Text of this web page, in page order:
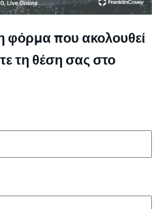
φόρμα που ακολουθεί
τη θέση σας στο